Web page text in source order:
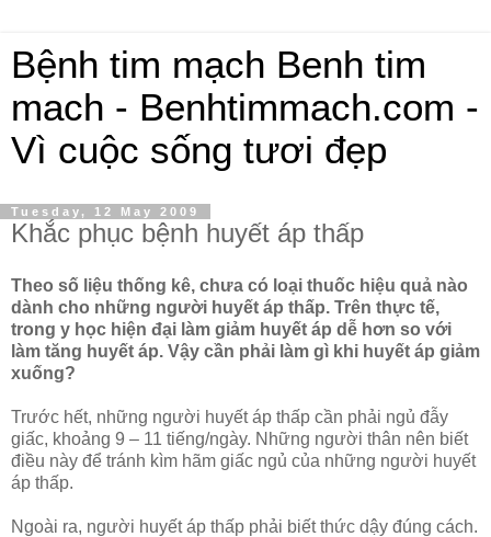
Bệnh tim mạch Benh tim
mach - Benhtimmach.com -
Vì cuộc sống tươi đẹp
Tuesday, 12 May 2009
Khắc phục bệnh huyết áp thấp
Theo số liệu thống kê, chưa có loại thuốc hiệu quả nào
dành cho những người huyết áp thấp. Trên thực tế,
trong y học hiện đại làm giảm huyết áp dễ hơn so với
làm tăng huyết áp. Vậy cần phải làm gì khi huyết áp giảm
xuống?
Trước hết, những người huyết áp thấp cần phải ngủ đẫy
giấc, khoảng 9 – 11 tiếng/ngày. Những người thân nên biết
điều này để tránh kìm hãm giấc ngủ của những người huyết
áp thấp.
Ngoài ra, người huyết áp thấp phải biết thức dậy đúng cách.